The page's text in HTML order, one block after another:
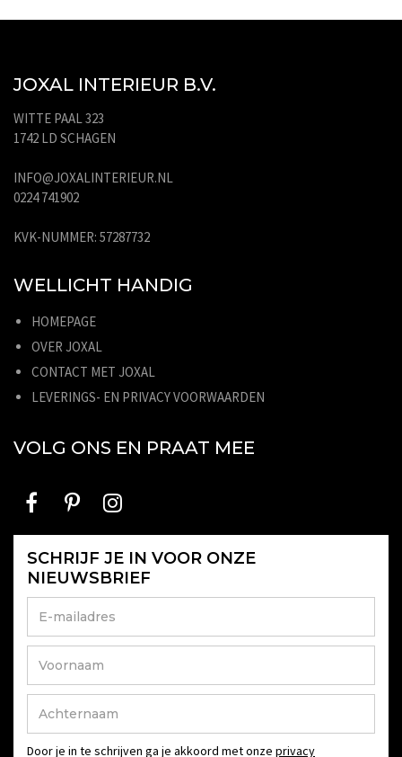
JOXAL INTERIEUR B.V.
WITTE PAAL 323
1742 LD SCHAGEN
INFO@JOXALINTERIEUR.NL
0224 741902
KVK-NUMMER: 57287732
WELLICHT HANDIG
HOMEPAGE
OVER JOXAL
CONTACT MET JOXAL
LEVERINGS- EN PRIVACY VOORWAARDEN
VOLG ONS EN PRAAT MEE
SCHRIJF JE IN VOOR ONZE
NIEUWSBRIEF
Door je in te schrijven ga je akkoord met onze privacy